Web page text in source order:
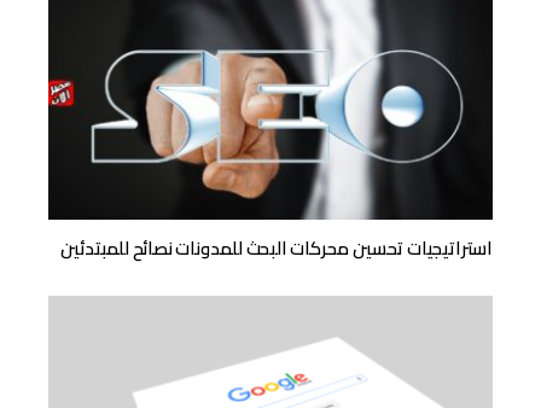
استراتيجيات تحسين محركات البحث للمدونات نصائح للمبتدئين